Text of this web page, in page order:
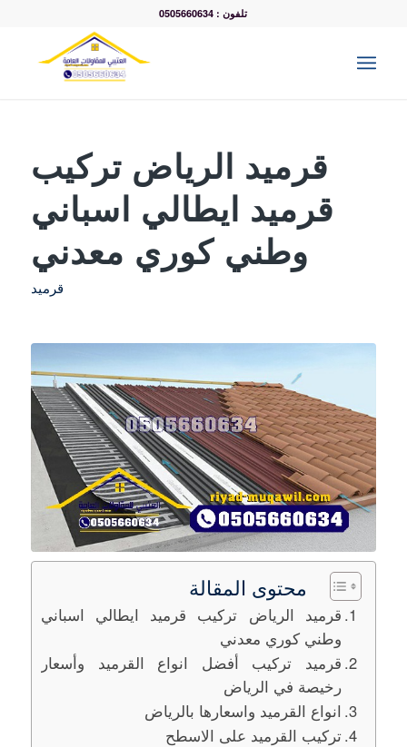
تلفون : 0505660634
قرميد الرياض تركيب
قرميد ايطالي اسباني
وطني كوري معدني
قرميد
محتوى المقالة
قرميد الرياض تركيب قرميد ايطالي اسباني
وطني كوري معدني
قرميد تركيب أفضل انواع القرميد وأسعار
رخيصة في الرياض
انواع القرميد واسعارها بالرياض
تركيب القرميد على الاسطح